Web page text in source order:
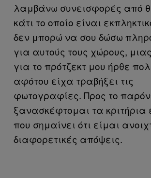
λαμβάνω συνεισφορές από
κάτι το οποίο είναι
δεν μπορώ να σου δώσω
για αυτούς τους χώρους,
για το πρότζεκτ μου ήρθε
αφότου είχα τραβήξει τις
φωτογραφίες. Προς το
ξανασκέφτομαι τα κριτήρια
που σημαίνει ότι είμαι
διαφορετικές απόψεις.